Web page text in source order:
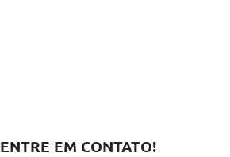
ENTRE EM CONTATO!